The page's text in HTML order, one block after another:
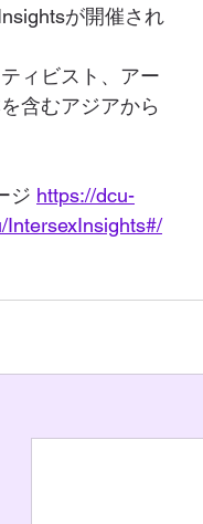
が開催され
ィビスト、アー
含むアジアから
ジ https://dcu-